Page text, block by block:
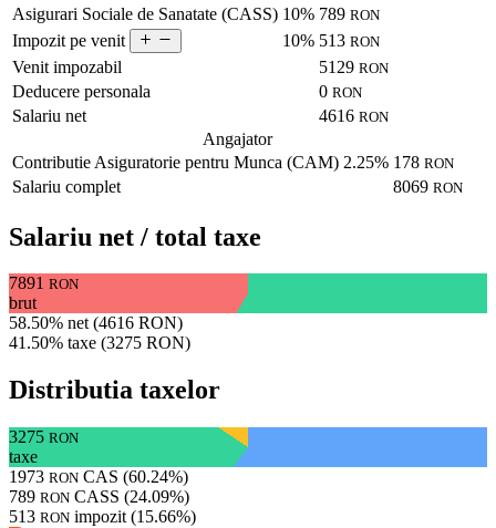
Asigurari Sociale de Sanatate (CASS) 10% 789 RON
Impozit pe venit 10% 513 RON
Venit impozabil 5129 RON
Deducere personala 0 RON
Salariu net 4616 RON
Angajator
Contributie Asiguratorie pentru Munca (CAM) 2.25% 178 RON
Salariu complet 8069 RON
Salariu net / total taxe
7891 RON
brut
58.50% net (4616 RON)
41.50% taxe (3275 RON)
Distributia taxelor
3275 RON
taxe
1973 RON CAS (60.24%)
789 RON CASS (24.09%)
513 RON impozit (15.66%)